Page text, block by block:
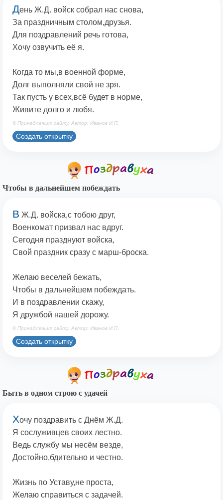
День Ж.Д. войск собрал нас снова,
За праздничным столом,друзья.
Для поздравлений речь готова,
Хочу озвучить её я.
Когда то мы,в военной форме,
Долг выполняли свой не зря.
Так пусть у всех,всё будет в норме,
Живите долго и любя.
© Принадлежит сайту. Автор: Иванов И.П.
Создать открытку
Чтобы в дальнейшем побеждать
В Ж.Д. войска,с тобою друг,
Военкомат призвал нас вдруг.
Сегодня празднуют войска,
Свой праздник сразу с марш-броска.
Желаю веселей бежать,
Чтобы в дальнейшем побеждать.
И в поздравлении скажу,
Я дружбой нашей дорожу.
© Принадлежит сайту. Автор: Иванов И.П.
Создать открытку
Быть в одном строю с удачей
Хочу поздравить с Днём Ж.Д.
Я сослуживцев своих лестно.
Ведь службу мы несём везде,
Достойно,бдительно и честно.
Жизнь по Уставу,не проста,
Желаю справиться с задачей.